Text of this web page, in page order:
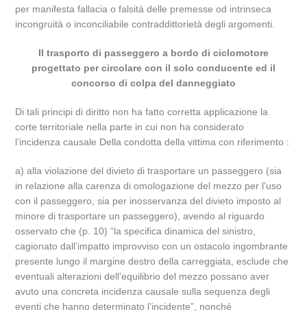
per manifesta fallacia o falsità delle premesse od intrinseca
incongruità o inconciliabile contraddittorietà degli argomenti.
Il trasporto di passeggero a bordo di ciclomotore
progettato per circolare con il solo conducente ed il
concorso di colpa del danneggiato
Di tali principi di diritto non ha fatto corretta applicazione la
corte territoriale nella parte in cui non ha considerato
l’incidenza causale Della condotta della vittima con riferimento :
a) alla violazione del divieto di trasportare un passeggero (sia
in relazione alla carenza di omologazione del mezzo per l’uso
con il passeggero, sia per inosservanza del divieto imposto al
minore di trasportare un passeggero), avendo al riguardo
osservato che (p. 10) “la specifica dinamica del sinistro,
cagionato dall’impatto improvviso con un ostacolo ingombrante
presente lungo il margine destro della carreggiata, esclude che
eventuali alterazioni dell’equilibrio del mezzo possano aver
avuto una concreta incidenza causale sulla sequenza degli
eventi che hanno determinato l’incidente”, nonché